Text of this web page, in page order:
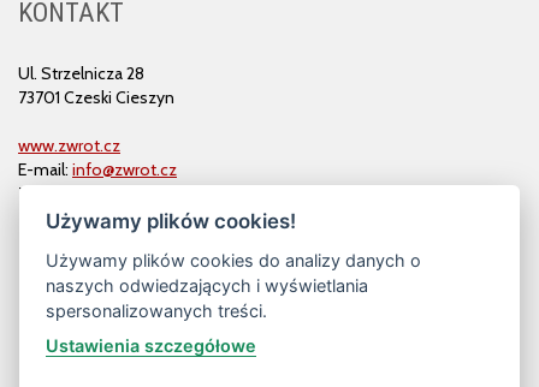
KONTAKT
Ul. Strzelnicza 28
73701 Czeski Cieszyn
www.zwrot.cz
E-mail: info@zwrot.cz
Tel. i faks: 558 711 582
Używamy plików cookies!
Używamy plików cookies do analizy danych o
naszych odwiedzających i wyświetlania
spersonalizowanych treści.
Ustawienia szczegółowe